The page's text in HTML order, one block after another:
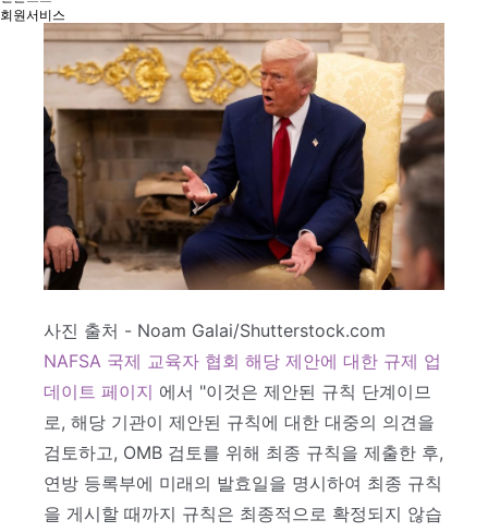
회원서비스
사진 출처 - Noam Galai/Shutterstock.com
NAFSA 국제 교육자 협회 해당 제안에 대한 규제 업
데이트 페이지 에서 "이것은 제안된 규칙 단계이므
로, 해당 기관이 제안된 규칙에 대한 대중의 의견을
검토하고, OMB 검토를 위해 최종 규칙을 제출한 후,
연방 등록부에 미래의 발효일을 명시하여 최종 규칙
을 게시할 때까지 규칙은 최종적으로 확정되지 않습